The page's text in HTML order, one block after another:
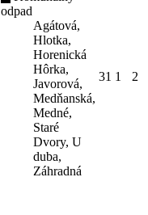
odpad
Agátová,
Hlotka,
Horenická
Hôrka,
Javorová,
Medňanská,
Medné,
Staré
Dvory, U
duba,
Záhradná
31 1 2